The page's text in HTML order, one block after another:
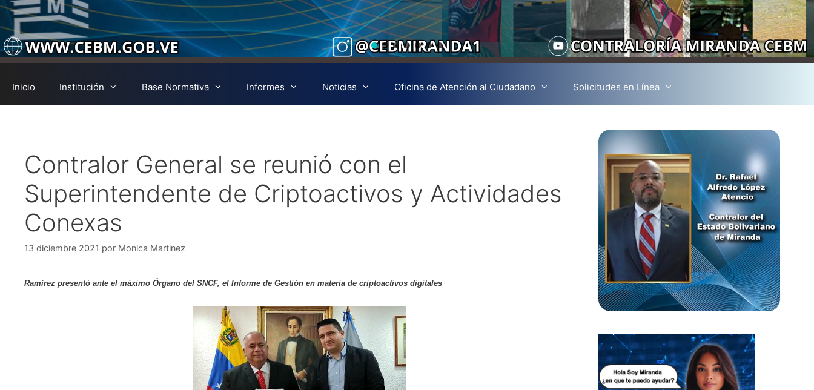
Inicio Institución Base Normativa Informes Noticias Oficina de Atención al Ciudadano Solicitudes en Línea
Contralor General se reunió con el
Superintendente de Criptoactivos y Actividades
Conexas
13 diciembre 2021 por Monica Martinez
Ramírez presentó ante el máximo Órgano del SNCF, el Informe de Gestión en materia de criptoactivos digitales